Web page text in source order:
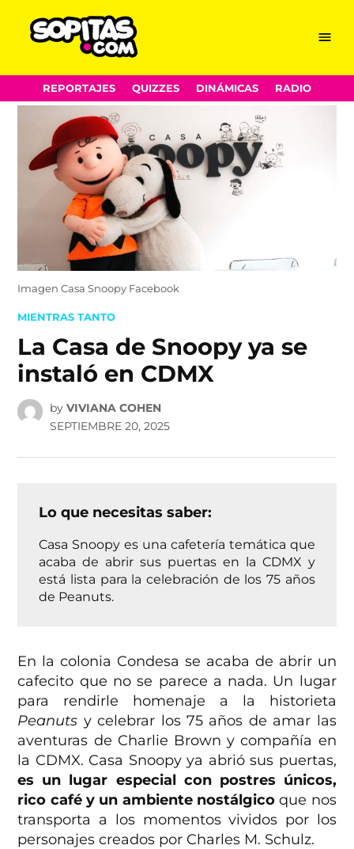
Skip
to
Menu
REPORTAJES QUIZZES DINÁMICAS RADIO
Imagen Casa Snoopy Facebook
POSTED
MIENTRAS TANTO
La Casa de Snoopy ya se
instaló en CDMX
by VIVIANA COHEN
SEPTIEMBRE 20, 2025
Lo que necesitas saber:
Casa Snoopy es una cafetería temática que
acaba de abrir sus puertas en la CDMX y
está lista para la celebración de los 75 años
de Peanuts.
En la colonia Condesa se acaba de abrir un
cafecito que no se parece a nada. Un lugar
para rendirle homenaje a la historieta
Peanuts y celebrar los 75 años de amar las
aventuras de Charlie Brown y compañía en
la CDMX. Casa Snoopy ya abrió sus puertas,
es un lugar especial con postres únicos,
rico café y un ambiente nostálgicoque nos
transporta a los momentos vividos por los
personajes creados por Charles M. Schulz.